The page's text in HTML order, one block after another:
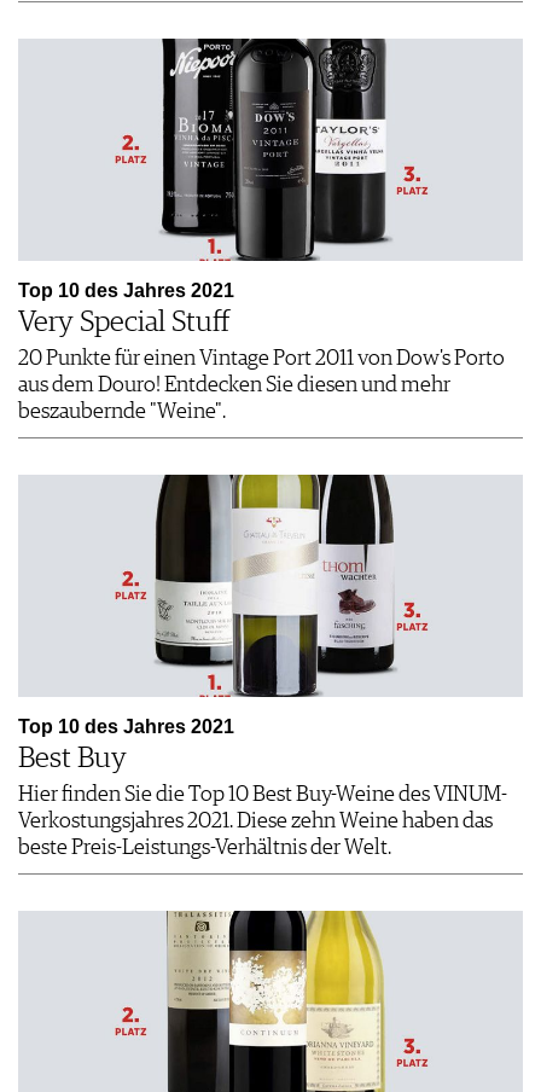
Top 10 des Jahres 2021
Very Special Stuff
20 Punkte für einen Vintage Port 2011 von Dow's Porto
aus dem Douro! Entdecken Sie diesen und mehr
beszaubernde "Weine".
Top 10 des Jahres 2021
Best Buy
Hier finden Sie die Top 10 Best Buy-Weine des VINUM-
Verkostungsjahres 2021. Diese zehn Weine haben das
beste Preis-Leistungs-Verhältnis der Welt.